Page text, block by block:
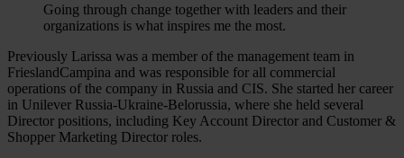
Going through change together with leaders and their
organizations is what inspires me the most.
Previously Larissa was a member of the management team in
FrieslandCampina and was responsible for all commercial
operations of the company in Russia and CIS. She started her career
in Unilever Russia-Ukraine-Belorussia, where she held several
Director positions, including Key Account Director and Customer &
Shopper Marketing Director roles.